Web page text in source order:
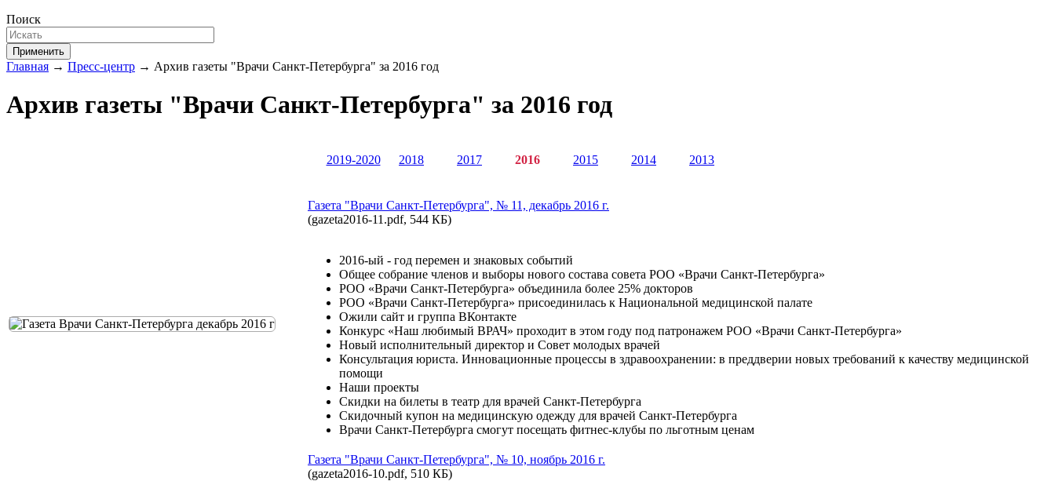
Поиск
Применить
Главная → Пресс-центр → Архив газеты "Врачи Санкт-Петербурга" за 2016 год
Архив газеты "Врачи Санкт-Петербурга" за 2016 год
2019-2020 2018 2017 2016 2015 2014 2013
Газета "Врачи Санкт-Петербурга", № 11, декабрь 2016 г.
(gazeta2016-11.pdf, 544 КБ)
2016-ый - год перемен и знаковых событий
Общее собрание членов и выборы нового состава совета РОО «Врачи Санкт-Петербурга»
РОО «Врачи Санкт-Петербурга» объединила более 25% докторов
РОО «Врачи Санкт-Петербурга» присоединилась к Национальной медицинской палате
Ожили сайт и группа ВКонтакте
Конкурс «Наш любимый ВРАЧ» проходит в этом году под патронажем РОО «Врачи Санкт-Петербурга»
Новый исполнительный директор и Совет молодых врачей
Консультация юриста. Инновационные процессы в здравоохранении: в преддверии новых требований к качеству медицинской
помощи
Наши проекты
Скидки на билеты в театр для врачей Санкт-Петербурга
Скидочный купон на медицинскую одежду для врачей Санкт-Петербурга
Врачи Санкт-Петербурга смогут посещать фитнес-клубы по льготным ценам
Газета "Врачи Санкт-Петербурга", № 10, ноябрь 2016 г.
(gazeta2016-10.pdf, 510 КБ)